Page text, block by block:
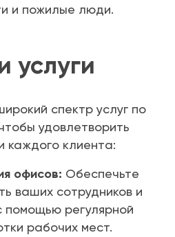
и пожилые люди.
услуги
спектр услуг по
удовлетворить
каждого клиента:
офисов: Обеспечьте
ваших сотрудников и
помощью регулярной
рабочих мест.